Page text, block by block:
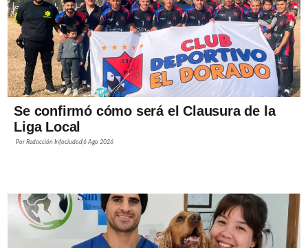
Se confirmó cómo será el Clausura de la
Liga Local
PorRedacción Infociudad6 Ago 2026